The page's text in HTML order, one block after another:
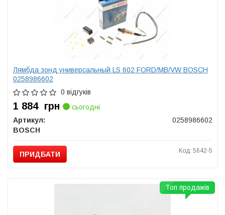
Лямбда зонд универсальный LS 602 FORD/MB/VW BOSCH
0258986602
0 відгуків
1 884 грн
сьогодні
Артикул:
0258986602
BOSCH
ПРИДБАТИ Код: 5642-5
Топ продажів